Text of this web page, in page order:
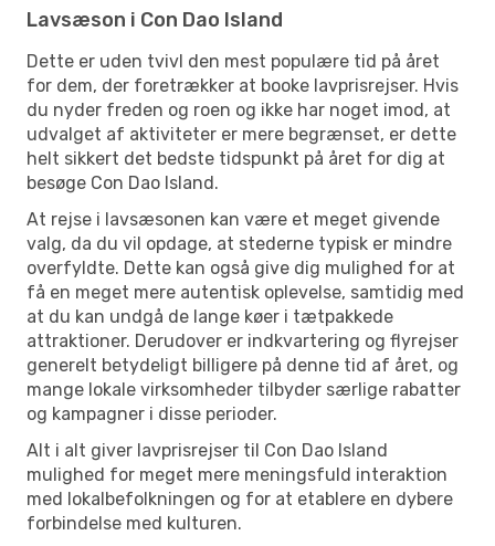
Lavsæson i Con Dao Island
Dette er uden tvivl den mest populære tid på året
for dem, der foretrækker at booke lavprisrejser. Hvis
du nyder freden og roen og ikke har noget imod, at
udvalget af aktiviteter er mere begrænset, er dette
helt sikkert det bedste tidspunkt på året for dig at
besøge Con Dao Island.
At rejse i lavsæsonen kan være et meget givende
valg, da du vil opdage, at stederne typisk er mindre
overfyldte. Dette kan også give dig mulighed for at
få en meget mere autentisk oplevelse, samtidig med
at du kan undgå de lange køer i tætpakkede
attraktioner. Derudover er indkvartering og flyrejser
generelt betydeligt billigere på denne tid af året, og
mange lokale virksomheder tilbyder særlige rabatter
og kampagner i disse perioder.
Alt i alt giver lavprisrejser til Con Dao Island
mulighed for meget mere meningsfuld interaktion
med lokalbefolkningen og for at etablere en dybere
forbindelse med kulturen.